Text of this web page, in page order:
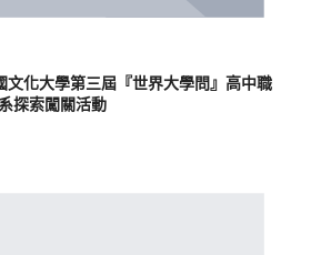
文化大學第三屆『世界大學問』高中職
探索闖關活動